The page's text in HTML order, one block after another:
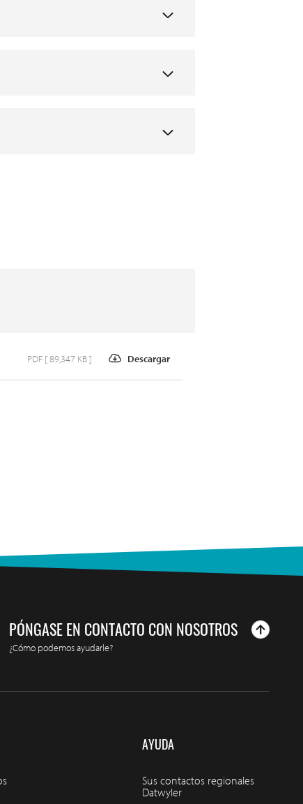
Descargar
PDF [ 89,347 KB ]
PÓNGASE EN CONTACTO CON NOSOTROS
¿Cómo podemos ayudarle?
AYUDA
Sus contactos regionales
Datwyler